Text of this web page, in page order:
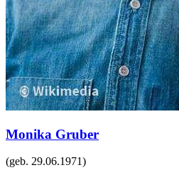
Monika Gruber
(geb. 29.06.1971)